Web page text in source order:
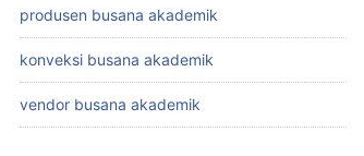
produsen busana akademik
konveksi busana akademik
vendor busana akademik